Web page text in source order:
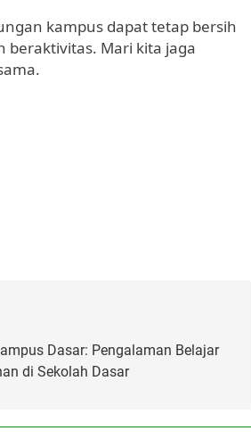
kampus dapat tetap bersih
beraktivitas. Mari kita jaga
Dasar: Pengalaman Belajar
di Sekolah Dasar